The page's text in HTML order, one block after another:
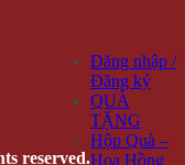
reserved.
Đăng nhập /
Đăng ký
QUÀ
TẶNG
Hộp Quà –
Hoa Hồng